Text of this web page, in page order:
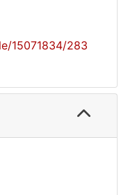
15071834/283